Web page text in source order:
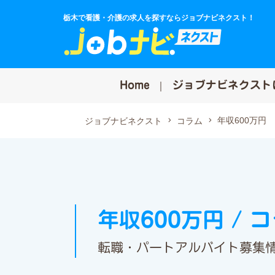
栃木で看護・介護の求人を探すならジョブナビネクスト！
Home ジョブナビネクスト
ジョブナビネクスト コラム 年収600万円
年収600万円 / コ
転職・パートアルバイト募集